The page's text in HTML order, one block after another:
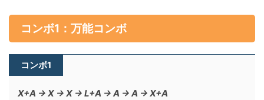
コンボ1：万能コンボ
コンボ1
X+A → X → X → L+A → A → A → X+A